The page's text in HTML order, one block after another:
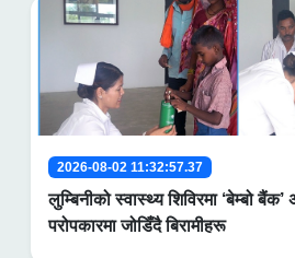
2026-08-02 11:32:57.37
लुम्बिनीको स्वास्थ्य शिविरमा ‘बेम्बो
परोपकारमा जोडिँदै बिरामीहरू